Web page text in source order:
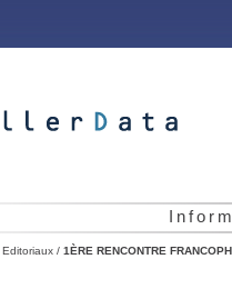
Editoriaux/ 1ÈRE RENCONTRE